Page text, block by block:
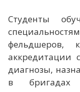
Студенты
фельдшеров,
аккредитации
диагнозы,
в бригадах